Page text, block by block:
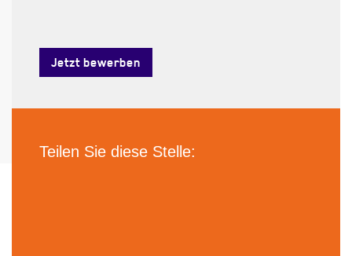
Jetzt bewerben
Teilen Sie diese Stelle: